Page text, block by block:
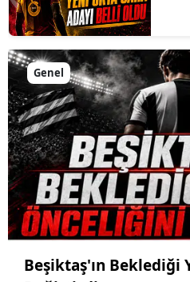
Genel
Beşiktaş'ın Beklediği